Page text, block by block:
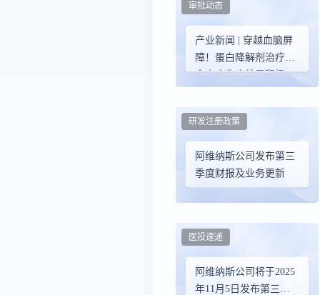
点
产业新闻 | 穿越血脑屏
障！蛋白降解剂治疗帕
金森病临床结果积极；
疗法认定，今年启动全
球上市申请……
审批动态
阿维纳斯公司发布第三
季度财报及业务更新
研发注册政策
阿维纳斯公司将于2025
年11月5日发布第三季
医投速递